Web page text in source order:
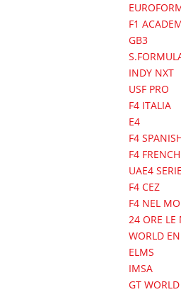
F1
GB3
INDY NXT
USF PRO
F4 ITALIA
E4
F4
F4 FRENCH
UAE4
F4 CEZ
F4 NEL
24 ORE LE
WORLD
ELMS
IMSA
GT